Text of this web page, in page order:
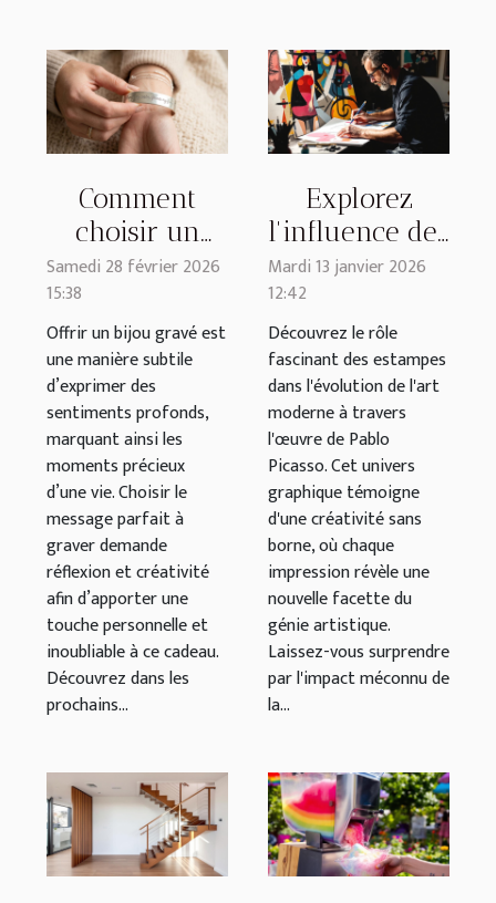
Comment
choisir un
message
parfait pour
un bijou gravé
?
Samedi 28 février 2026
15:38
Offrir un bijou gravé est
une manière subtile
d’exprimer des
sentiments profonds,
marquant ainsi les
moments précieux
d’une vie. Choisir le
message parfait à
graver demande
réflexion et créativité
afin d’apporter une
touche personnelle et
inoubliable à ce cadeau.
Découvrez dans les
prochains...
Explorez
l'influence des
estampes dans
l'art moderne
par Pablo
Picasso
Mardi 13 janvier 2026
12:42
Découvrez le rôle
fascinant des estampes
dans l'évolution de l'art
moderne à travers
l'œuvre de Pablo
Picasso. Cet univers
graphique témoigne
d'une créativité sans
borne, où chaque
impression révèle une
nouvelle facette du
génie artistique.
Laissez-vous surprendre
par l'impact méconnu de
la...